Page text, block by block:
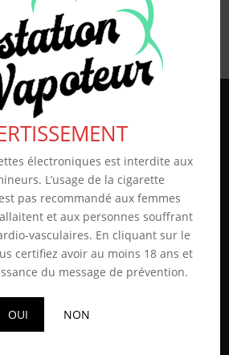
électroniques est interdite aux
L’usage de la cigarette
pas recommandé aux femmes
et aux personnes souffrant
vasculaires. En cliquant sur le
certifiez avoir au moins 18 ans et
du message de prévention.
OUI NON
100% SECURISE